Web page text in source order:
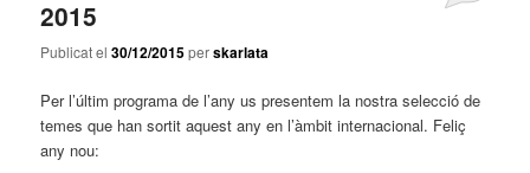
2015
Publicat el30/12/2015perskarlata
Per l’últim programa de l’any us presentem la nostra selecció de
temes que han sortit aquest any en l’àmbit internacional. Feliç
any nou: